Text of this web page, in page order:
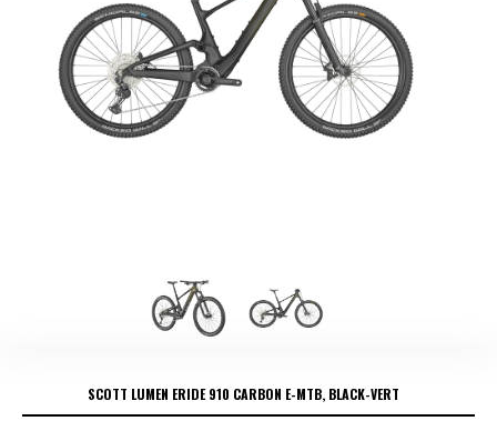
SCOTT LUMEN ERIDE 910 CARBON E-MTB, BLACK-VERT